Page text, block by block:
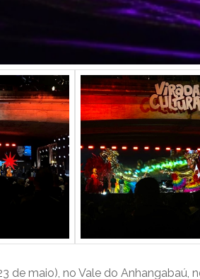
de maio), no Vale do Anhangabaú,